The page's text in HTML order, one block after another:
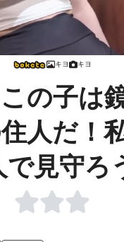
キヨ キヨ
の子は
人だ！
で見守ろ